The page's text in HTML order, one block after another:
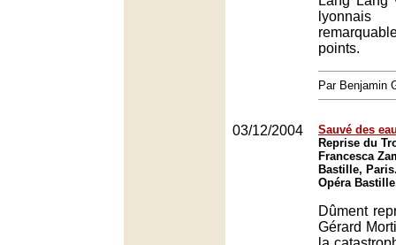
points.
Par Benjamin
03/12/2004
Sauvé des
Reprise du
Francesca
Bastille,
Opéra
Dûment
Gérard